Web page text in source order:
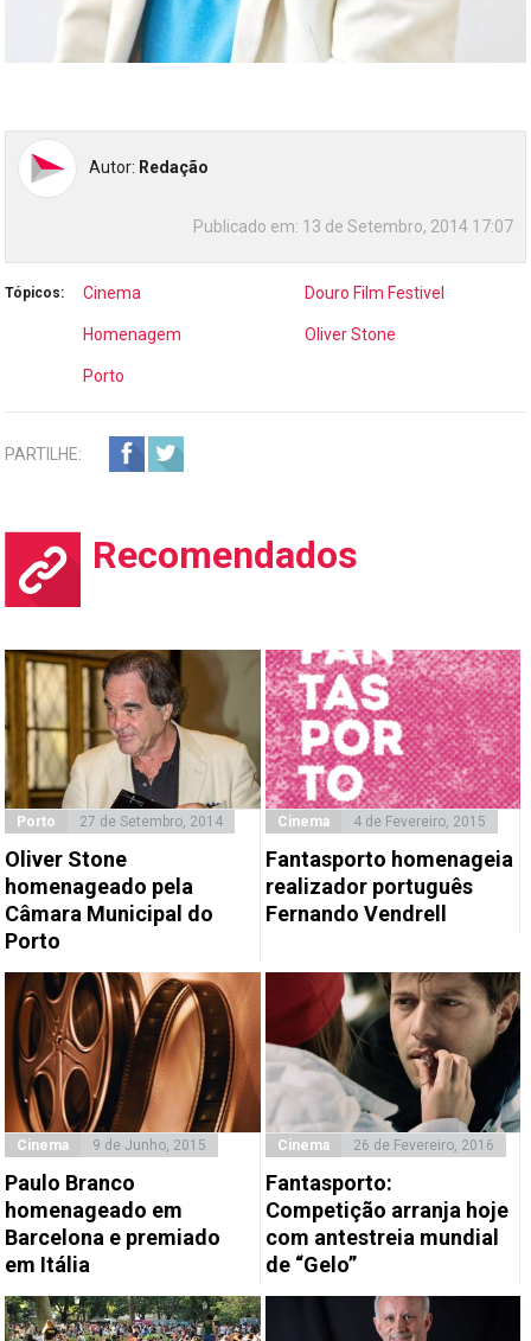
Autor: Redação
Publicado em: 13 de Setembro, 2014 17:07
Tópicos: Cinema Douro Film Festivel
Homenagem Oliver Stone
Porto
PARTILHE:
Recomendados
Porto 27 de Setembro, 2014
Oliver Stone
homenageado pela
Câmara Municipal do
Porto
Cinema 4 de Fevereiro, 2015
Fantasporto homenageia
realizador português
Fernando Vendrell
Cinema 9 de Junho, 2015
Paulo Branco
homenageado em
Barcelona e premiado
em Itália
Cinema 26 de Fevereiro, 2016
Fantasporto:
Competição arranja hoje
com antestreia mundial
de “Gelo”